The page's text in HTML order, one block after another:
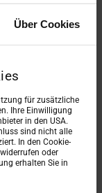
Über Cookies
für zusätzliche
Ihre Einwilligung
in den USA.
sind nicht alle
In den Cookie-
oder
erhalten Sie in